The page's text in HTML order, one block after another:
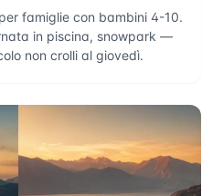
famiglie con bambini 4-10.
in piscina, snowpark —
non crolli al giovedì.